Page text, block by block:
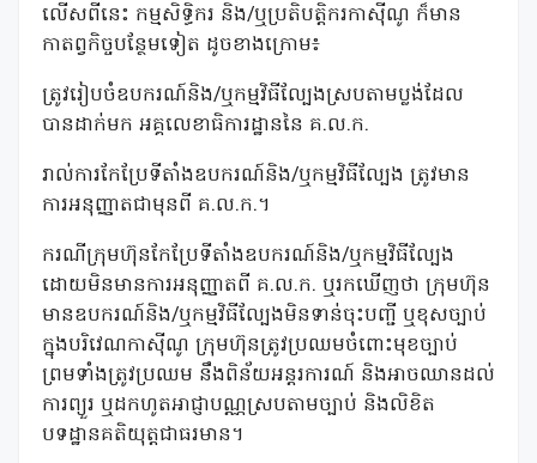
លើសពីនេះ កម្មសិទ្ធិករ និង/ឬប្រតិបត្តិករកាស៊ីណូ ក៏មាន
កាតព្វកិច្ចបន្ថែមទៀត ដូចខាងក្រោម៖
ត្រូវរៀបចំឧបករណ៍និង/ឬកម្មវិធីល្បែងស្របតាមប្លង់ដែល
បានដាក់មក អគ្គលេខាធិការដ្ឋាននៃ គ.ល.ក.
រាល់ការកែប្រែទីតាំងឧបករណ៍និង/ឬកម្មវិធីល្បែង ត្រូវមាន
ការអនុញ្ញាតជាមុនពី គ.ល.ក.។
ករណីក្រុមហ៊ុនកែប្រែទីតាំងឧបករណ៍និង/ឬកម្មវិធីល្បែង
ដោយមិនមានការអនុញ្ញាតពី គ.ល.ក. ឬរកឃើញថា ក្រុមហ៊ុន
មានឧបករណ៍និង/ឬកម្មវិធីល្បែងមិនទាន់ចុះបញ្ជី ឬខុសច្បាប់
ក្នុងបរិវេណកាស៊ីណូ ក្រុមហ៊ុនត្រូវប្រឈមចំពោះមុខច្បាប់
ព្រមទាំងត្រូវប្រឈម នឹងពិន័យអន្តរការណ៍ និងអាចឈានដល់
ការព្យួរ ឬដកហូតអាជ្ញាបណ្ណស្របតាមច្បាប់ និងលិខិត
បទដ្ឋានគតិយុត្តជាធរមាន។